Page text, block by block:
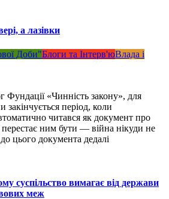
а лазівки
Доби"Блоги та Інтерв'юВлада і
Фундації «Чинність закону», для
період, коли
читався як документ про
перестає ним бути — війна нікуди не
цього документа дедалі
суспільство вимагає від держави
меж